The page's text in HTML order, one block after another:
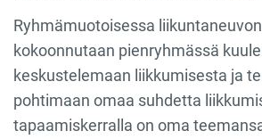
Ryhmämuotoisessa
kokoonnutaan pienryhmässä
keskustelemaan liikkumisesta ja
pohtimaan omaa suhdetta
tapaamiskerralla on oma